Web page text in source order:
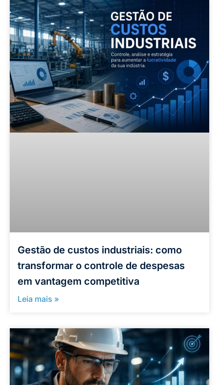
Gestão de custos industriais: como
transformar o controle de despesas
em vantagem competitiva
Leia mais »